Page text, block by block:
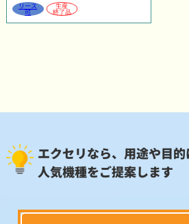
リース
可
生産
終了品
エクセリなら、用途や目
人気機種をご提案します